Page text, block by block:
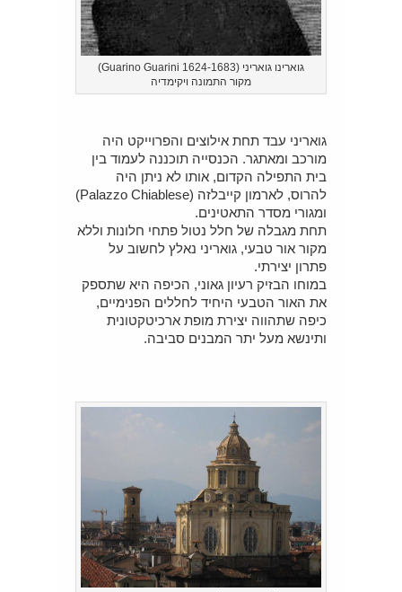
גוארינו גואריני (Guarino Guarini 1624-1683)
מקור התמונה ויקימדיה
גואריני עבד תחת אילוצים והפרוייקט היה
מורכב ומאתגר. הכנסייה תוכננה לעמוד בין
בית התפילה הקדום, אותו לא ניתן היה
להרוס, לארמון קייבלזה (Palazzo Chiablese)
ומגורי מסדר התאטינים.
תחת מגבלה של חלל נטול פתחי חלונות וללא
מקור אור טבעי, גואריני נאלץ לחשוב על
פתרון יצירתי.
במוחו הבזיק רעיון גאוני, הכיפה היא שתספק
את האור הטבעי היחיד לחללים הפנימיים,
כיפה שתהווה יצירת מופת ארכיטקטונית
ותינשא מעל יתר המבנים סביבה.